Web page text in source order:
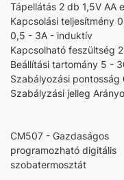
Tápellátás 2 db 1,5V AA
Kapcsolási teljesítmény
0,5 - 3A - induktív
Kapcsolható feszültség
Beállítási tartomány 5 -
Szabályozási pontosság
Szabályzási jelleg
CM507 - Gazdaságos
programozható digitális
szobatermosztát